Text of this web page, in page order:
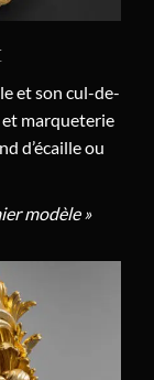
et son cul-de-
et marqueterie
d’écaille ou
modèle »